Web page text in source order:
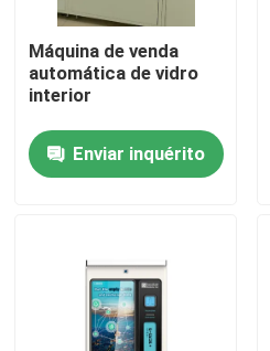
Para casa
Produtos
Vídeos
Visita à fábrica
Máquina de venda
automática de vidro
interior
Enviar inquérito